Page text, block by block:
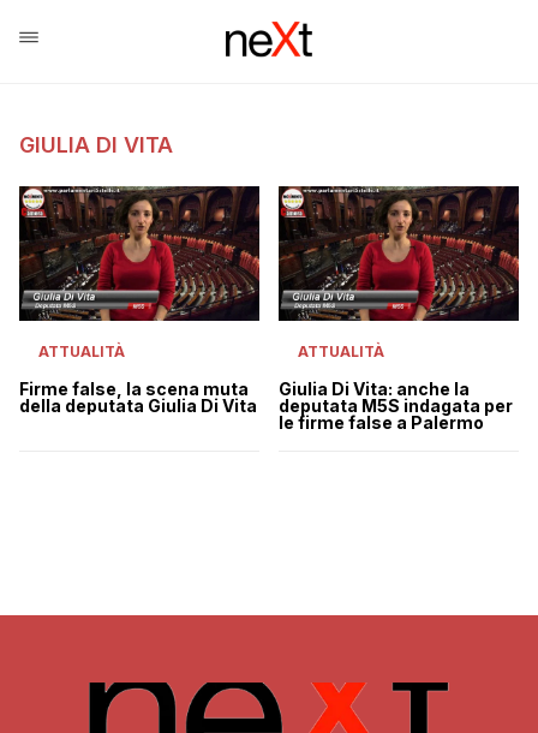
GIULIA DI VITA
ATTUALITÀ
Firme false, la scena muta
della deputata Giulia Di Vita
ATTUALITÀ
Giulia Di Vita: anche la
deputata M5S indagata per
le firme false a Palermo